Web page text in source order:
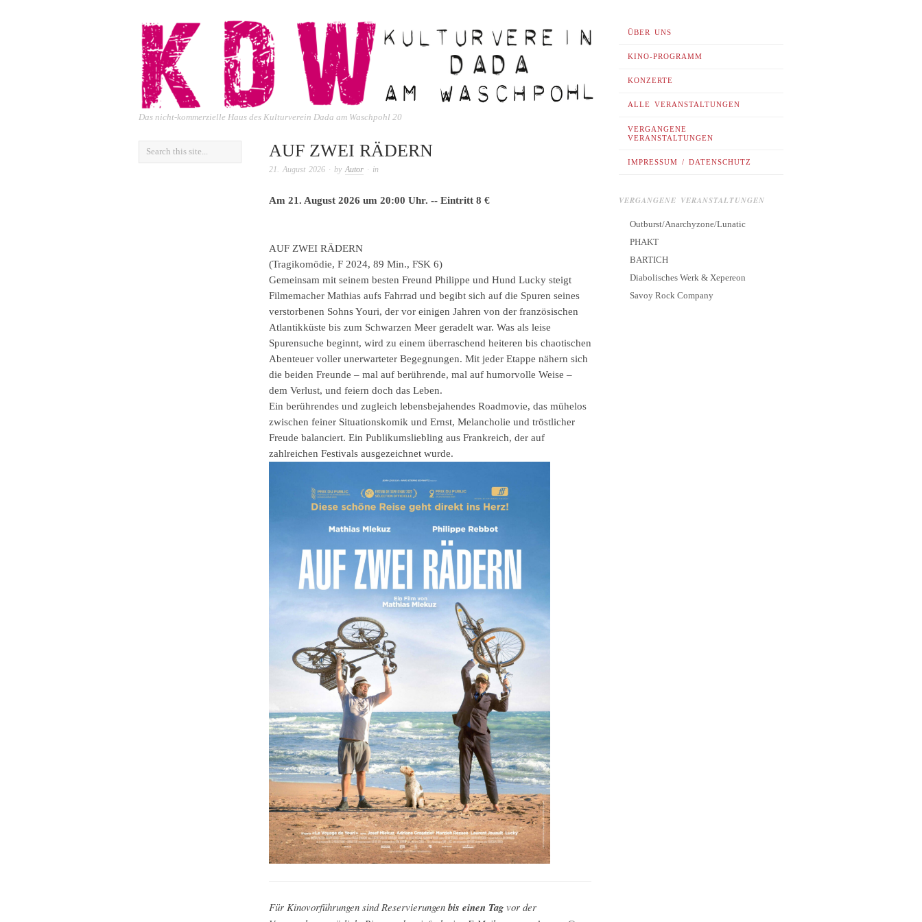
Das nicht-kommerzielle Haus des Kulturverein Dada am Waschpohl 20
ÜBER UNS
KINO-PROGRAMM
KONZERTE
ALLE VERANSTALTUNGEN
VERGANGENE
VERANSTALTUNGEN
IMPRESSUM / DATENSCHUTZ
AUF ZWEI RÄDERN
21. August 2026 · byAutor · in
Am 21. August 2026 um 20:00 Uhr. -- Eintritt 8 €
AUF ZWEI RÄDERN
(Tragikomödie, F 2024, 89 Min., FSK 6)
Gemeinsam mit seinem besten Freund Philippe und Hund Lucky steigt
Filmemacher Mathias aufs Fahrrad und begibt sich auf die Spuren seines
verstorbenen Sohns Youri, der vor einigen Jahren von der französischen
Atlantikküste bis zum Schwarzen Meer geradelt war. Was als leise
Spurensuche beginnt, wird zu einem überraschend heiteren bis chaotischen
Abenteuer voller unerwarteter Begegnungen. Mit jeder Etappe nähern sich
die beiden Freunde – mal auf berührende, mal auf humorvolle Weise –
dem Verlust, und feiern doch das Leben.
Ein berührendes und zugleich lebensbejahendes Roadmovie, das mühelos
zwischen feiner Situationskomik und Ernst, Melancholie und tröstlicher
Freude balanciert. Ein Publikumsliebling aus Frankreich, der auf
zahlreichen Festivals ausgezeichnet wurde.
Für Kinovorführungen sind Reservierungen bis einen Tag vor der
VERGANGENE VERANSTALTUNGEN
Outburst/Anarchyzone/Lunatic
PHAKT
BARTICH
Diabolisches Werk & Xepereon
Savoy Rock Company